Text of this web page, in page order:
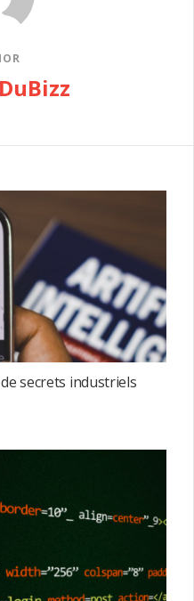
secrets industriels